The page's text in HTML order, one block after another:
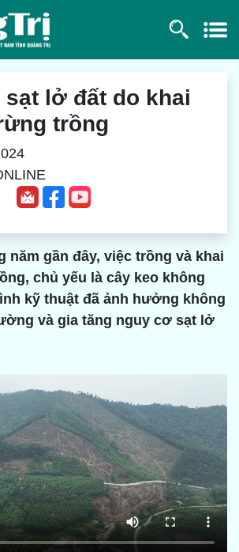
lở đất do khai
trồng
năm gần đây, việc trồng và khai
chủ yếu là cây keo không
kỹ thuật đã ảnh hưởng không
và gia tăng nguy cơ sạt lở